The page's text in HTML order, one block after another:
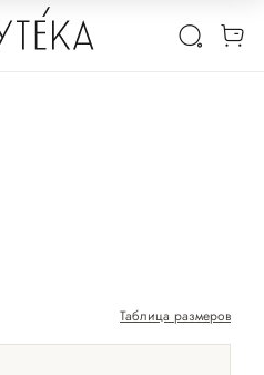
1 / 2
Таблица размеров